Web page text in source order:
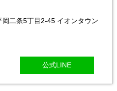
二条5丁目2-45 イオンタウン
公式LINE